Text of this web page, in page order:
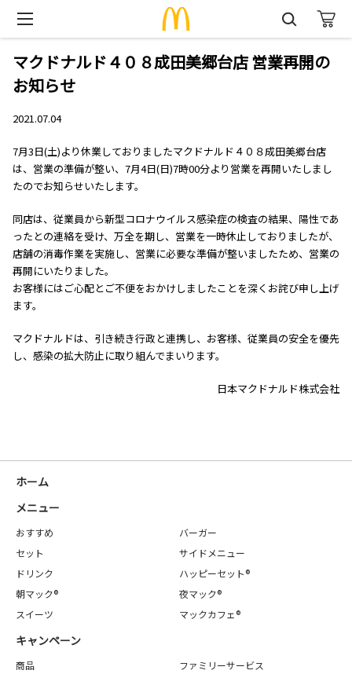
マクドナルド４０８成田美郷台店 営業再開の
お知らせ
2021.07.04
7月3日(土)より休業しておりましたマクドナルド４０８成田美郷台店
は、営業の準備が整い、7月4日(日)7時00分より営業を再開いたしまし
たのでお知らせいたします。
同店は、従業員から新型コロナウイルス感染症の検査の結果、陽性であ
ったとの連絡を受け、万全を期し、営業を一時休止しておりましたが、
店舗の消毒作業を実施し、営業に必要な準備が整いましたため、営業の
再開にいたりました。
お客様にはご心配とご不便をおかけしましたことを深くお詫び申し上げ
ます。
マクドナルドは、引き続き行政と連携し、お客様、従業員の安全を優先
し、感染の拡大防止に取り組んでまいります。
日本マクドナルド株式会社
ホーム
メニュー
おすすめ
バーガー
セット
サイドメニュー
ドリンク
ハッピーセット®
朝マック®
夜マック®
スイーツ
マックカフェ®
キャンペーン
商品
ファミリーサービス